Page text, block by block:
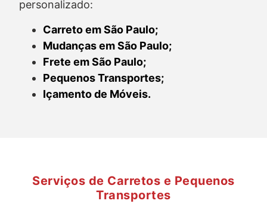
personalizado:
Carreto em São Paulo;
Mudanças em São Paulo;
Frete em São Paulo;
Pequenos Transportes;
Içamento de Móveis.
Serviços de Carretos e Pequenos
Transportes